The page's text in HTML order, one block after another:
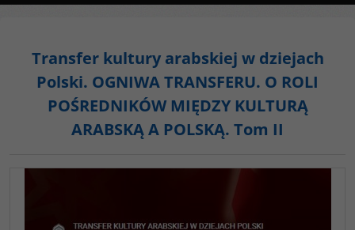
Transfer kultury arabskiej w dziejach
Polski. OGNIWA TRANSFERU. O ROLI
POŚREDNIKÓW MIĘDZY KULTURĄ
ARABSKĄ A POLSKĄ. Tom II